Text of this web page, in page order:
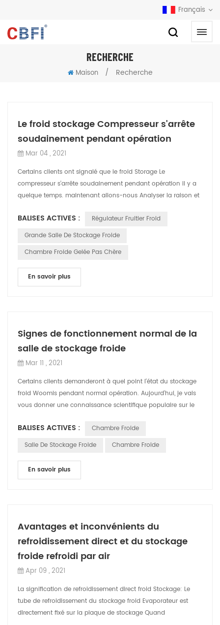
Français
RECHERCHE
Maison / Recherche
Le froid stockage Compresseur s'arrête
soudainement pendant opération
Mar 04 , 2021
Certains clients ont signalé que le froid Storage Le
compresseur s'arrête soudainement pendant opération il y a
quelque temps. maintenant allons-nous Analyser la raison et
BALISES ACTIVES :
Régulateur Fruitier Froid
Grande Salle De Stockage Froide
Chambre Froide Gelée Pas Chère
En savoir plus
Signes de fonctionnement normal de la
salle de stockage froide
Mar 11 , 2021
Certains clients demanderont à quel point l'état du stockage
froid Woomis pendant normal opération. Aujourd'hui, je vais
vous donner une connaissance scientifique populaire sur le
BALISES ACTIVES :
Chambre Froide
Salle De Stockage Froide
Chambre Froide
En savoir plus
Avantages et inconvénients du
refroidissement direct et du stockage
froide refroidi par air
Apr 09 , 2021
La signification de refroidissement direct froid Stockage: Le
tube de refroidissement du stockage froid Evaporateur est
directement fixé sur la plaque de stockage Quand